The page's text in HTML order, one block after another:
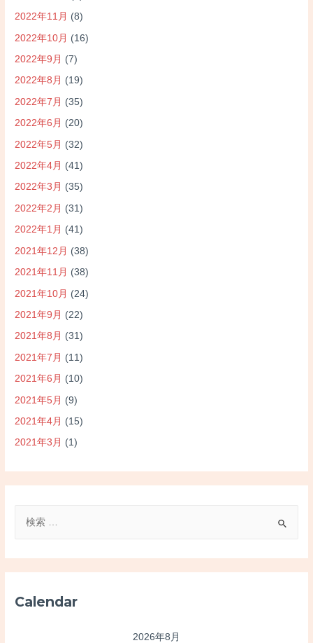
2022年11月 (8)
2022年10月 (16)
2022年9月 (7)
2022年8月 (19)
2022年7月 (35)
2022年6月 (20)
2022年5月 (32)
2022年4月 (41)
2022年3月 (35)
2022年2月 (31)
2022年1月 (41)
2021年12月 (38)
2021年11月 (38)
2021年10月 (24)
2021年9月 (22)
2021年8月 (31)
2021年7月 (11)
2021年6月 (10)
2021年5月 (9)
2021年4月 (15)
2021年3月 (1)
象
Calendar
2026年8月